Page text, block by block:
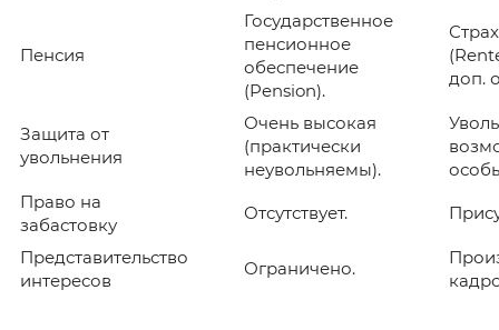
Пенсия
Государственное
пенсионное
обеспечение
(Pension).
доп.
Защита от
увольнения
Очень высокая
(практически
неувольняемы).
Право на
забастовку
Отсутствует.
Представительство
интересов
Ограничено.